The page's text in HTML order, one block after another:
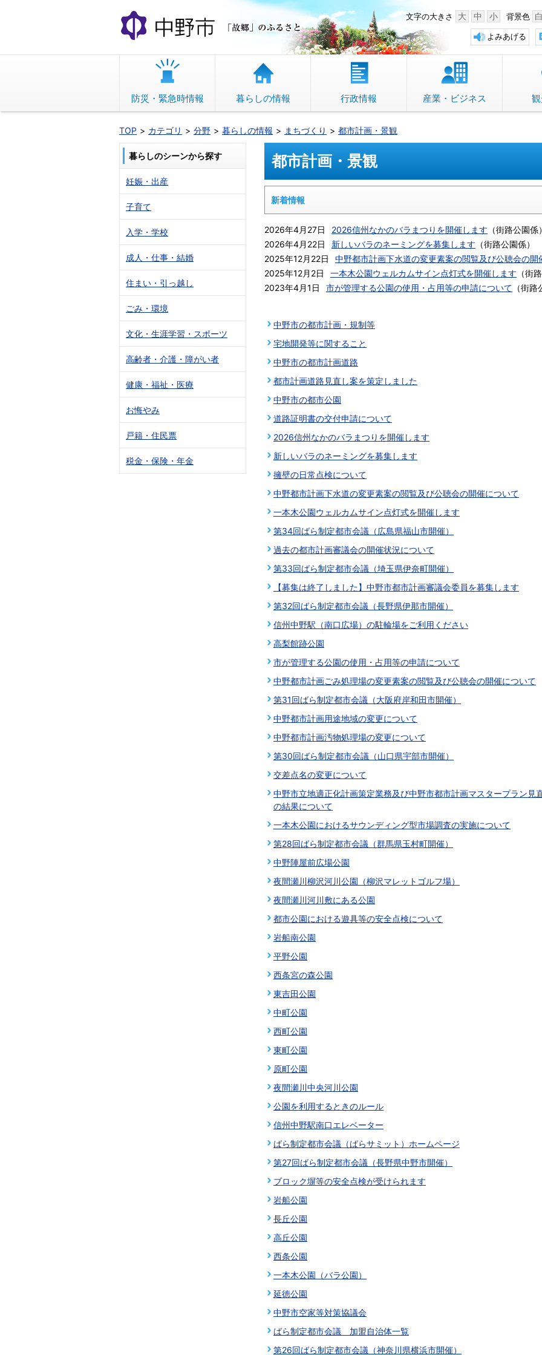
文
へ
動
中野市 「故郷」のふるさと 背景色 白
文字の大きさ 大 中 小
よみあげる
防災・緊急時情報 暮らしの情報 行政情報 産業・ビジネス
TOP カテゴリ 分野 暮らしの情報 まちづくり 都市計画・景観
都市計画・景観
新着情報
2026年4月27日 2026信州なかのバラまつりを開催します （街路公園係）
2026年4月22日
新しいバラのネーミングを募集します （街路公園係）
2025年12月22日
中野都市計画下水道の変更素案の閲覧及び公聴会の開
2025年12月2日
一本木公園ウェルカムサイン点灯式を開催します （街
2023年4月1日
市が管理する公園の使用・占用等の申請について （街路
中野市の都市計画・規制等
宅地開発等に関すること
中野市の都市計画道路
都市計画道路見直し案を策定しました
中野市の都市公園
道路証明書の交付申請について
2026信州なかのバラまつりを開催します
新しいバラのネーミングを募集します
擁壁の日常点検について
中野都市計画下水道の変更素案の閲覧及び公聴会の開催について
一本木公園ウェルカムサイン点灯式を開催します
第34回ばら制定都市会議（広島県福山市開催）
過去の都市計画審議会の開催状況について
第33回ばら制定都市会議（埼玉県伊奈町開催）
【募集は終了しました】中野市都市計画審議会委員を募集します
第32回ばら制定都市会議（長野県伊那市開催）
信州中野駅（南口広場）の駐輪場をご利用ください
高梨館跡公園
市が管理する公園の使用・占用等の申請について
中野都市計画ごみ処理場の変更素案の閲覧及び公聴会の開催について
第31回ばら制定都市会議（大阪府岸和田市開催）
中野都市計画用途地域の変更について
中野都市計画汚物処理場の変更について
第30回ばら制定都市会議（山口県宇部市開催）
交差点名の変更について
中野市立地適正化計画策定業務及び中野市都市計画マスタープラン見
の結果について
一本木公園におけるサウンディング型市場調査の実施について
第28回ばら制定都市会議（群馬県玉村町開催）
中野陣屋前広場公園
夜間瀬川柳沢河川公園（柳沢マレットゴルフ場）
夜間瀬川河川敷にある公園
都市公園における遊具等の安全点検について
岩船南公園
平野公園
西条宮の森公園
東吉田公園
中町公園
西町公園
東町公園
原町公園
夜間瀬川中央河川公園
公園を利用するときのルール
信州中野駅南口エレベーター
ばら制定都市会議（ばらサミット）ホームページ
第27回ばら制定都市会議（長野県中野市開催）
ブロック塀等の安全点検が受けられます
岩船公園
長丘公園
高丘公園
西条公園
一本木公園（バラ公園）
延徳公園
中野市空家等対策協議会
ばら制定都市会議 加盟自治体一覧
第26回ばら制定都市会議（神奈川県横浜市開催）
暮らしのシーンから探す
妊娠・出産
子育て
入学・学校
成人・仕事・結婚
住まい・引っ越し
ごみ・環境
文化・生涯学習・スポーツ
高齢者・介護・障がい者
健康・福祉・医療
お悔やみ
戸籍・住民票
税金・保険・年金